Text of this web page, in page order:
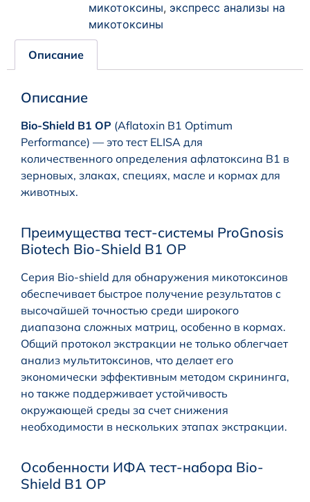
микотоксины, экспресс анализы на
микотоксины
Описание
Описание
Bio-Shield B1 OP (Aflatoxin B1 Optimum
Performance) — это тест ELISA для
количественного определения афлатоксина B1 в
зерновых, злаках, специях, масле и кормах для
животных.
Преимущества тест-системы ProGnosis
Biotech Bio-Shield B1 OP
Серия Bio-shield для обнаружения микотоксинов
обеспечивает быстрое получение результатов с
высочайшей точностью среди широкого
диапазона сложных матриц, особенно в кормах.
Общий протокол экстракции не только облегчает
анализ мультитоксинов, что делает его
экономически эффективным методом скрининга,
но также поддерживает устойчивость
окружающей среды за счет снижения
необходимости в нескольких этапах экстракции.
Особенности ИФА тест-набора Bio-
Shield B1 OP